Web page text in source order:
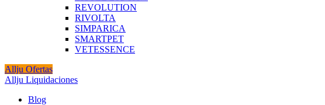
REVOLUTION
RIVOLTA
SIMPARICA
SMARTPET
VETESSENCE
Allju Ofertas
Allju Liquidaciones
Blog